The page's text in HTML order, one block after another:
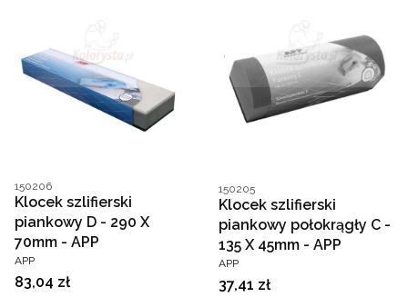
Kod producenta
150206
Klocek szlifierski
piankowy D - 290 X
70mm - APP
PRODUCENT
APP
Cena
83,04 zł
Kod producenta
150205
Klocek szlifierski
piankowy połokrągły C -
135 X 45mm - APP
PRODUCENT
APP
Cena
37,41 zł